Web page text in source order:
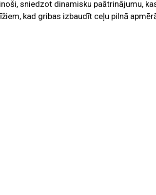
sniedzot dinamisku paātrinājumu,
kad gribas izbaudīt ceļu pilnā